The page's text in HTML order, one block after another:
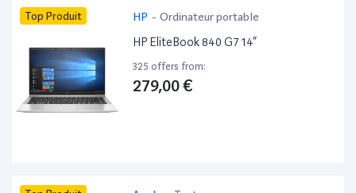
Top Produit HP - Ordinateur portable
HP EliteBook 840 G7 14”
325 offers from:
279,00 €